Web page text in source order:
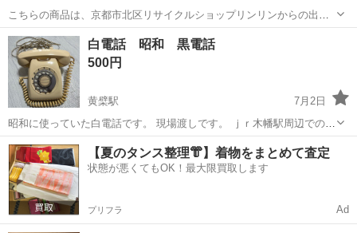
こちらの商品は、京都市北区リサイクルショップリンリンからの出品
となります。 当店は、家具・家電・食器・骨董品・日用品など、多種
多様な商品を取り揃えております。 昭和レトロなレア商品も沢山ござ
いますので、店内を見るだけで...
京都 京都市 北大路駅 電話、ＦＡＸ
白電話 昭和 黒電話
500円
黄檗駅
7月2日
昭和に使っていた白電話です。 現場渡しです。 ｊｒ木幡駅周辺での受
け渡し希望です
京都 京都市 黄檗駅 電話、ＦＡＸ
【夏のタンス整理👘】着物をまとめて査定
状態が悪くてもOK！最大限買取します
プリフラ Ad